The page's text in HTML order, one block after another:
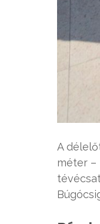
A
méter –